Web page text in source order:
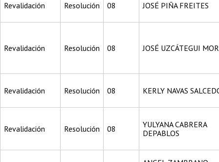
Revalidación Resolución 08 JOSÉ PIÑA FREITES
Revalidación Resolución 08 JOSÉ UZCÁTEGUI
Revalidación Resolución 08 KERLY NAVAS
Revalidación Resolución 08
YULYANA CABRERA
DEPABLOS